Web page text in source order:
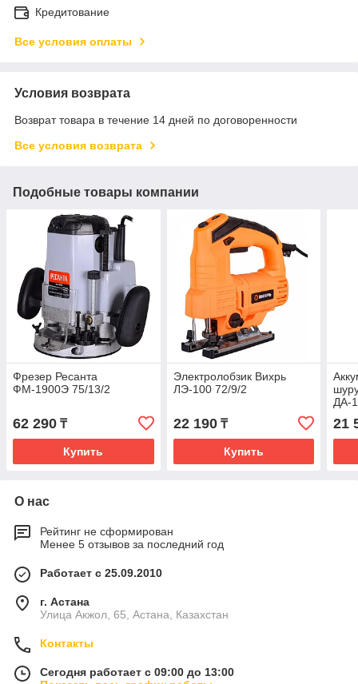
Кредитование
Все условия оплаты
Условия возврата
Возврат товара в течение 14 дней по договоренности
Все условия возврата
Подобные товары компании
Фрезер Ресанта
ФМ-1900Э 75/13/2
62 290 ₸
Купить
Электролобзик Вихрь
ЛЭ-100 72/9/2
22 190₸
Купить
ДА-
21
О нас
Рейтинг не сформирован
Менее 5 отзывов за последний год
Работает с 25.09.2010
г. Астана
Улица Акжол, 65, Астана, Казахстан
Контакты
Сегодня работает с 09:00 до 13:00